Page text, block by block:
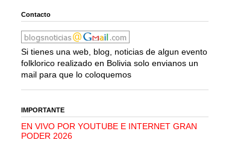
Contacto
Si tienes una web, blog, noticias de algun evento
folklorico realizado en Bolivia solo envianos un
mail para que lo coloquemos
IMPORTANTE
EN VIVO POR YOUTUBE E INTERNET GRAN
PODER 2026